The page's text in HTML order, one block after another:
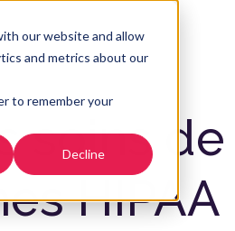
our website and allow
and metrics about our
to remember your
Decline
soins de
HIPAA